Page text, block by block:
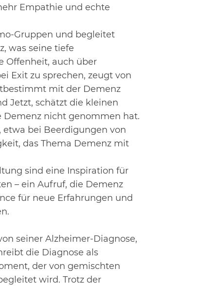
Empathie und echte
Gruppen und begleitet
was seine tiefe
Offenheit, auch über
Exit zu sprechen, zeugt von
mit der Demenz
Jetzt, schätzt die kleinen
Demenz nicht genommen hat.
etwa bei Beerdigungen von
das Thema Demenz mit
sind eine Inspiration für
– ein Aufruf, die Demenz
für neue Erfahrungen und
seiner Alzheimer-Diagnose,
die Diagnose als
der von gemischten
wird. Trotz der